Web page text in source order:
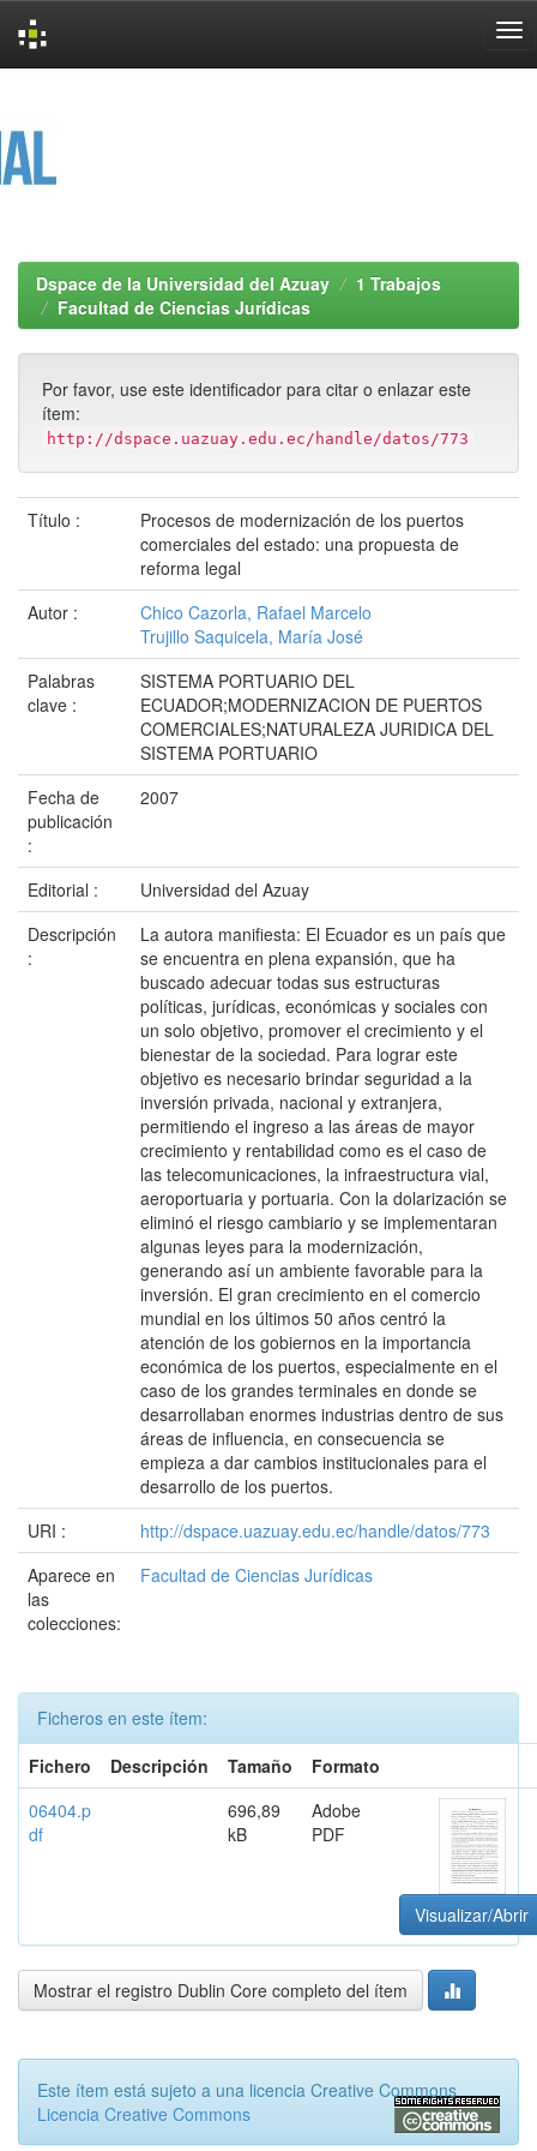
Dspace de la Universidad del Azuay
1 Trabajos
Facultad de Ciencias Jurídicas
Por favor, use este identificador para citar o enlazar este
ítem:
http://dspace.uazuay.edu.ec/handle/datos/773
Título :
Procesos de modernización de los puertos
comerciales del estado: una propuesta de
reforma legal
Autor :
Chico Cazorla, Rafael Marcelo
Trujillo Saquicela, María José
Palabras
clave :
SISTEMA PORTUARIO DEL
ECUADOR;MODERNIZACION DE PUERTOS
COMERCIALES;NATURALEZA JURIDICA DEL
SISTEMA PORTUARIO
Fecha de
publicación
:
2007
Editorial :
Universidad del Azuay
Descripción
:
La autora manifiesta: El Ecuador es un país que
se encuentra en plena expansión, que ha
buscado adecuar todas sus estructuras
políticas, jurídicas, económicas y sociales con
un solo objetivo, promover el crecimiento y el
bienestar de la sociedad. Para lograr este
objetivo es necesario brindar seguridad a la
inversión privada, nacional y extranjera,
permitiendo el ingreso a las áreas de mayor
crecimiento y rentabilidad como es el caso de
las telecomunicaciones, la infraestructura vial,
aeroportuaria y portuaria. Con la dolarización se
eliminó el riesgo cambiario y se implementaran
algunas leyes para la modernización,
generando así un ambiente favorable para la
inversión. El gran crecimiento en el comercio
mundial en los últimos 50 años centró la
atención de los gobiernos en la importancia
económica de los puertos, especialmente en el
caso de los grandes terminales en donde se
desarrollaban enormes industrias dentro de sus
áreas de influencia, en consecuencia se
empieza a dar cambios institucionales para el
desarrollo de los puertos.
URI :
http://dspace.uazuay.edu.ec/handle/datos/773
Aparece en
las
colecciones:
Facultad de Ciencias Jurídicas
Ficheros en este ítem:
Fichero
Descripción Tamaño
Formato
06404.p
df
696,89
kB
Adobe
PDF
Visualizar/Abrir
Mostrar el registro Dublin Core completo del ítem
Este ítem está sujeto a una licencia Creative Commons
Licencia Creative Commons